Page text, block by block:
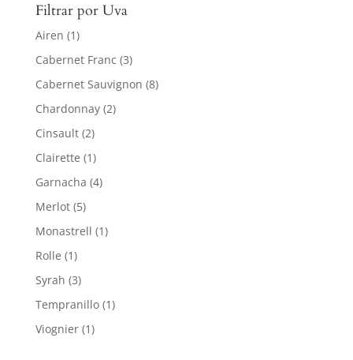
Filtrar por Uva
Airen (1)
Cabernet Franc (3)
Cabernet Sauvignon (8)
Chardonnay (2)
Cinsault (2)
Clairette (1)
Garnacha (4)
Merlot (5)
Monastrell (1)
Rolle (1)
Syrah (3)
Tempranillo (1)
Viognier (1)